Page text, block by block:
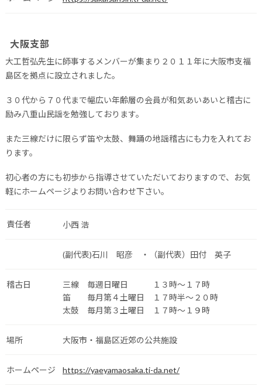
大阪支部
大工哲弘先生に師事するメンバーが集まり２０１１年に大阪市支福
島区を拠点に設立されました。
３０代から７０代まで幅広い年齢層の会員が和気あいあいと稽古に
励み八重山民謡を勉強しております。
また三線だけに限らず笛や太鼓、舞踊の地謡稽古にも力を入れてお
ります。
初心者の方にも初歩から指導させていただいておりますので、お気
軽にホームページよりお問い合わせ下さい。
責任者 小西 浩
(副代表)石川 昭彦 ・（副代表）田付 英子
稽古日
三線 毎週日曜日 １３時～１７時
笛 毎月第４土曜日 １７時半～２０時
太鼓 毎月第３土曜日 １７時～１９時
場所 大阪市・福島区近郊の公共施設
ホームページ https://yaeyamaosaka.ti-da.net/